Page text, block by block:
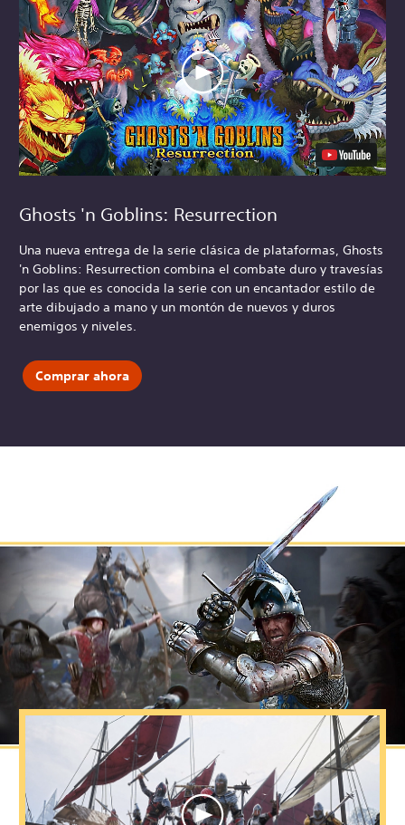
Ghosts 'n Goblins: Resurrection
Una nueva entrega de la serie clásica de plataformas, Ghosts
'n Goblins: Resurrection combina el combate duro y travesías
por las que es conocida la serie con un encantador estilo de
arte dibujado a mano y un montón de nuevos y duros
enemigos y niveles.
Comprar ahora